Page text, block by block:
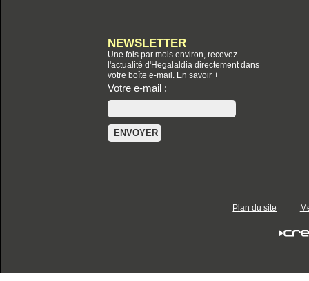
NEWSLETTER
Une fois par mois environ, recevez
l'actualité d'Hegalaldia directement dans
votre boîte e-mail. En savoir +
Votre e-mail :
Plan du site